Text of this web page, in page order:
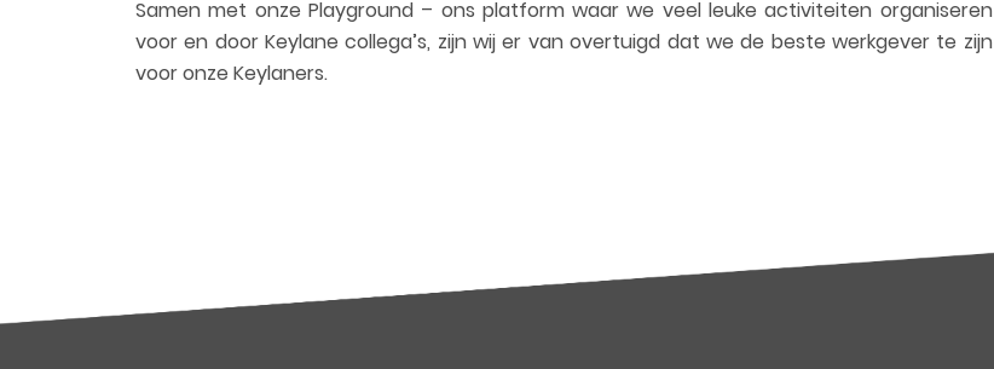
Samenmet onze Playground – ons platform waar we veel leuke activiteiten organiseren
voor en door Keylane collega’s, zijn wij er van overtuigd dat we de beste werkgever te zijn
voor onze Keylaners.